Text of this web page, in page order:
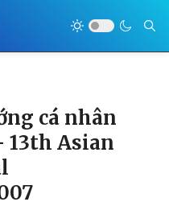
cá nhân
13th Asian